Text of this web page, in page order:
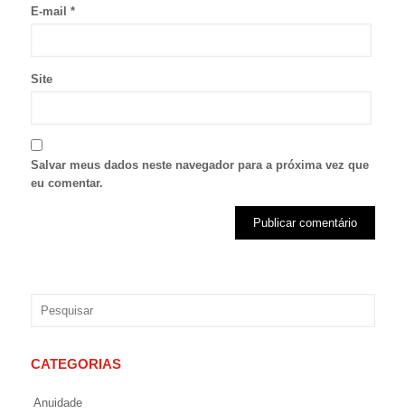
E-mail *
Site
Salvar meus dados neste navegador para a próxima vez que
eu comentar.
CATEGORIAS
Anuidade